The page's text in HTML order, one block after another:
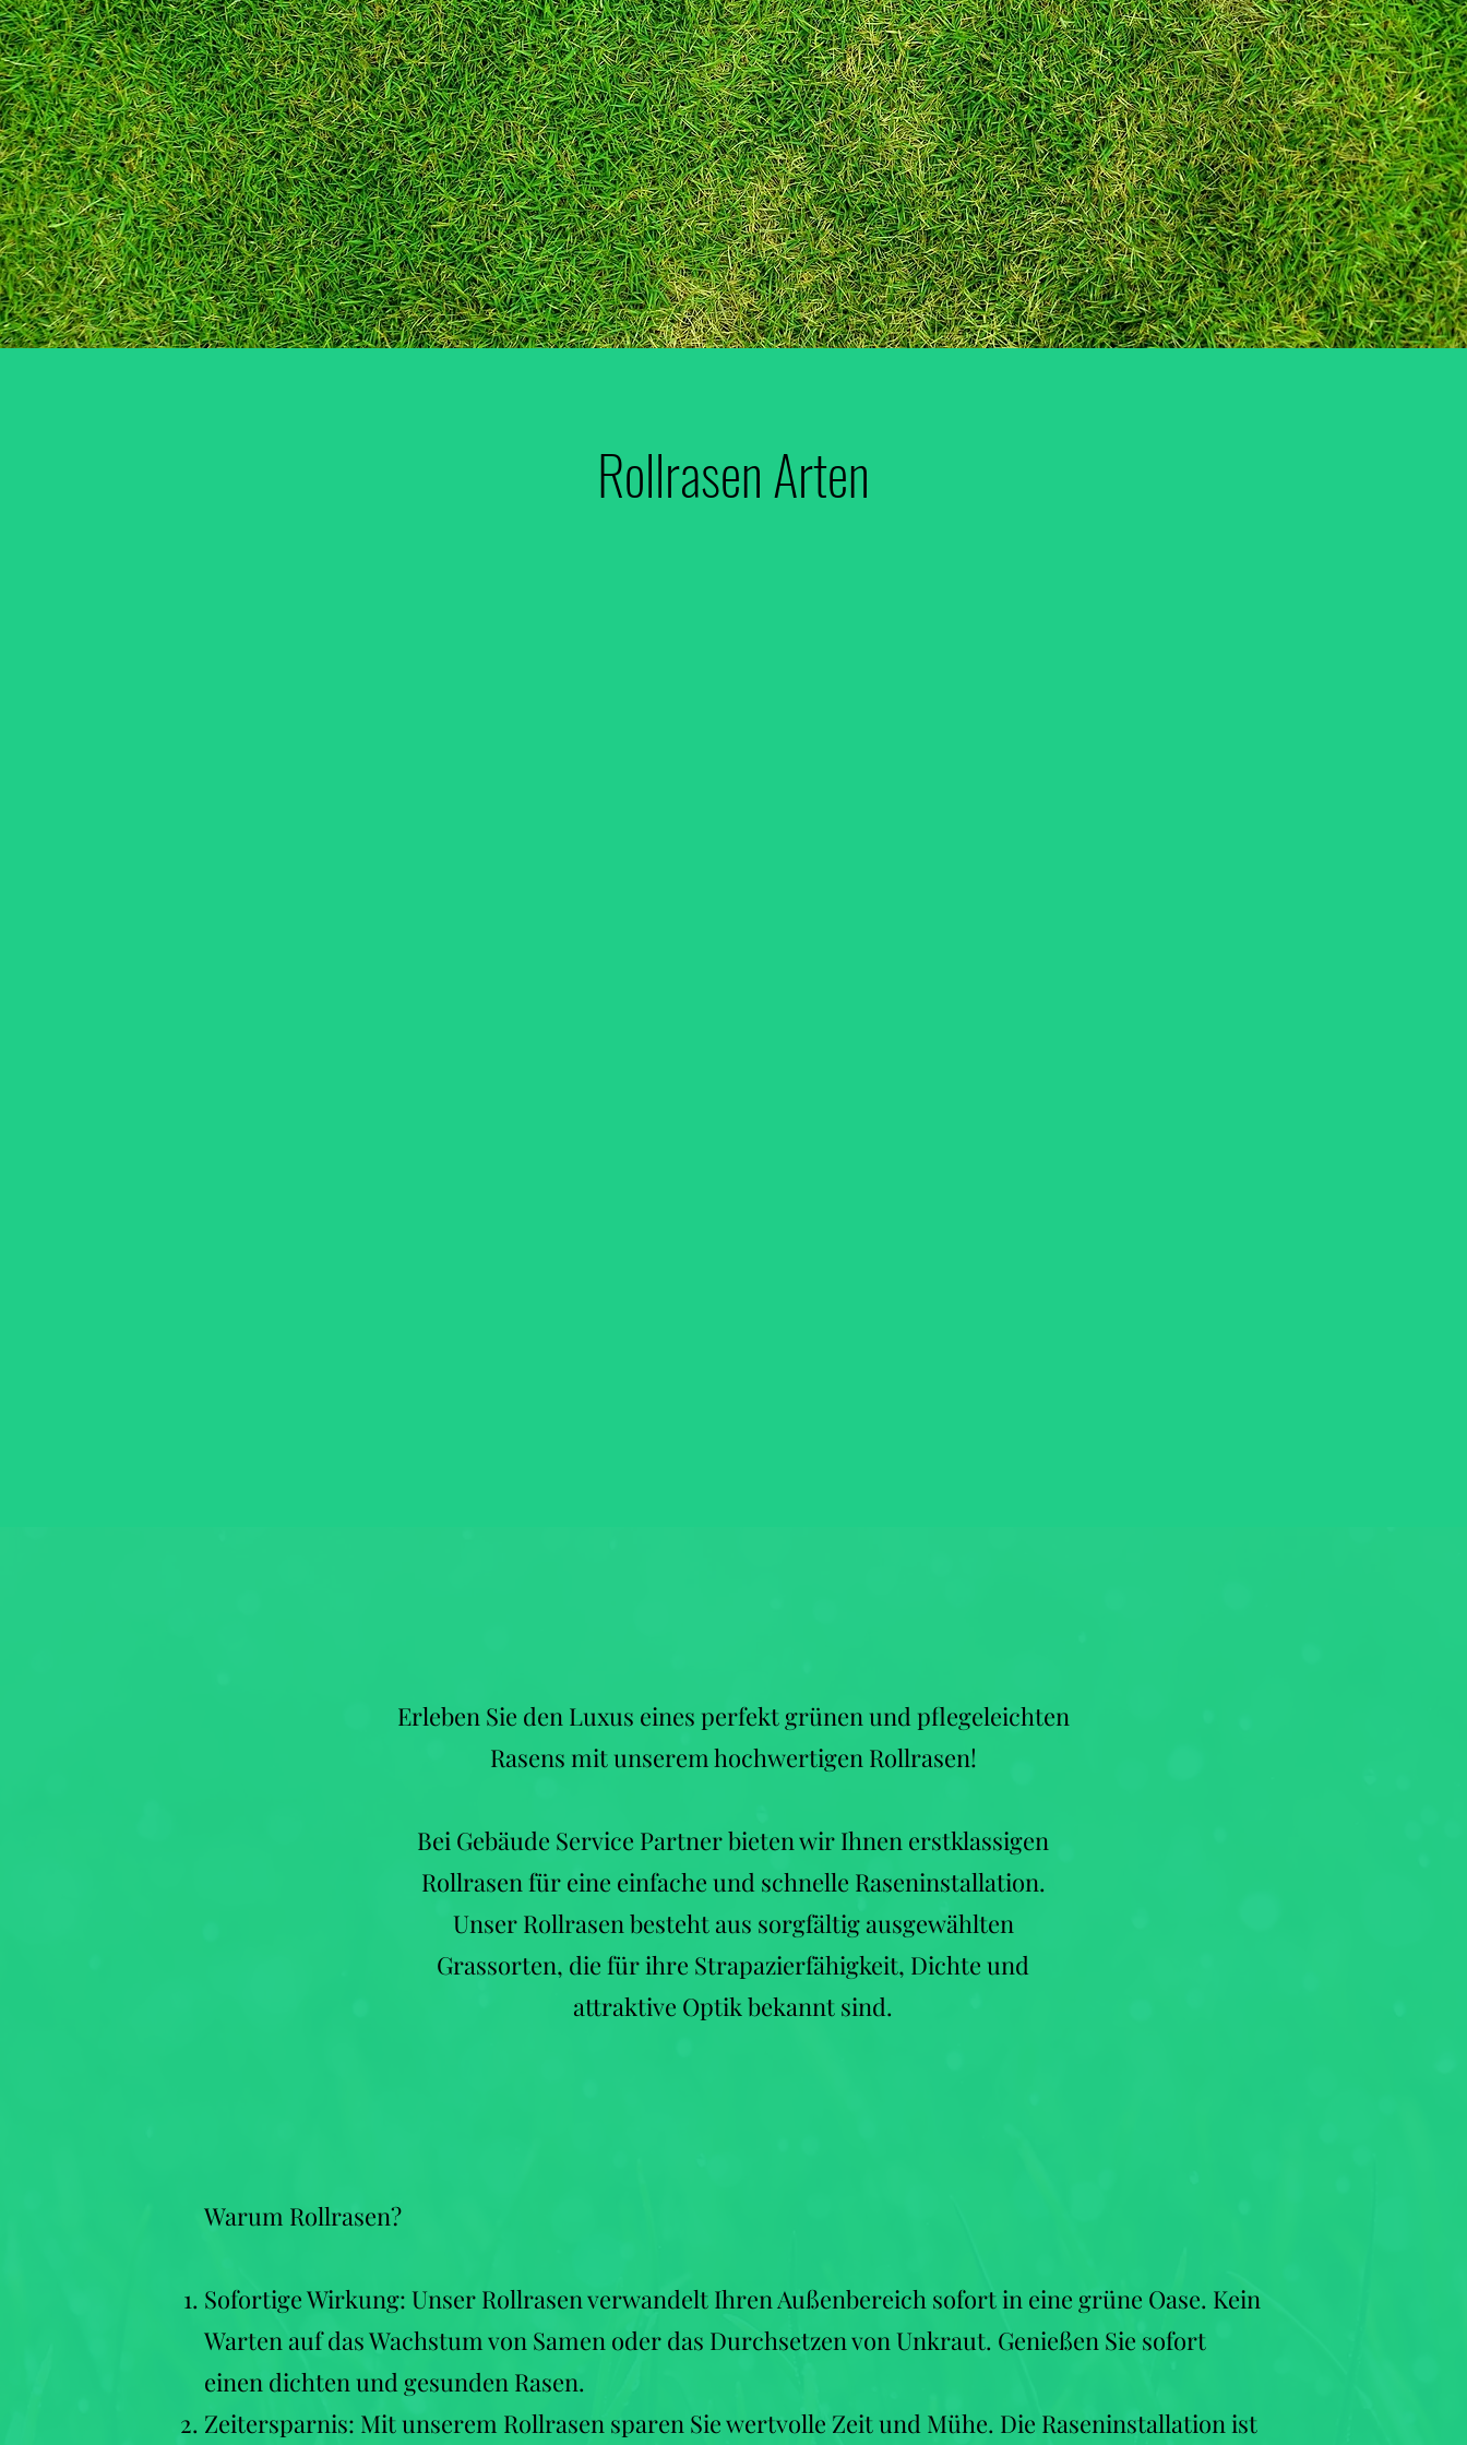
Rollrasen Arten
Erleben Sie den Luxus eines perfekt grünen und pflegeleichten
Rasens mit unserem hochwertigen Rollrasen!
Bei Gebäude Service Partner bieten wir Ihnen erstklassigen
Rollrasen für eine einfache und schnelle Raseninstallation.
Unser Rollrasen besteht aus sorgfältig ausgewählten
Grassorten, die für ihre Strapazierfähigkeit, Dichte und
attraktive Optik bekannt sind.
Warum Rollrasen?
Sofortige Wirkung: Unser Rollrasen verwandelt Ihren Außenbereich sofort in eine grüne Oase. Kein
Warten auf das Wachstum von Samen oder das Durchsetzen von Unkraut. Genießen Sie sofort
einen dichten und gesunden Rasen.
Zeitersparnis: Mit unserem Rollrasen sparen Sie wertvolle Zeit und Mühe. Die Raseninstallation ist